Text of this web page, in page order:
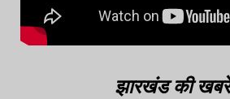
झारखंड की खबरें